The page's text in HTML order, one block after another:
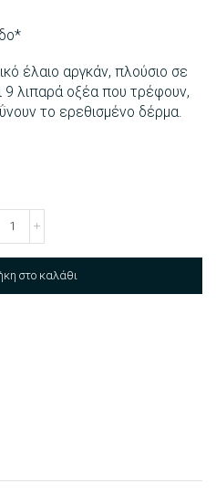
έλαιο αργκάν, πλούσιο σε
9 λιπαρά οξέα που τρέφουν,
το ερεθισμένο δέρμα.
στο καλάθι